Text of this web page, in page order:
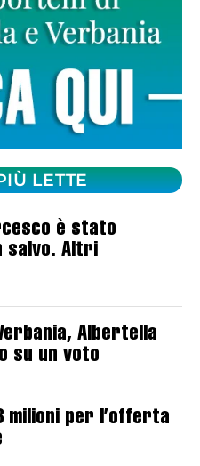
LETTE
è stato
Altri
Albertella
su un voto
milioni per l’offerta